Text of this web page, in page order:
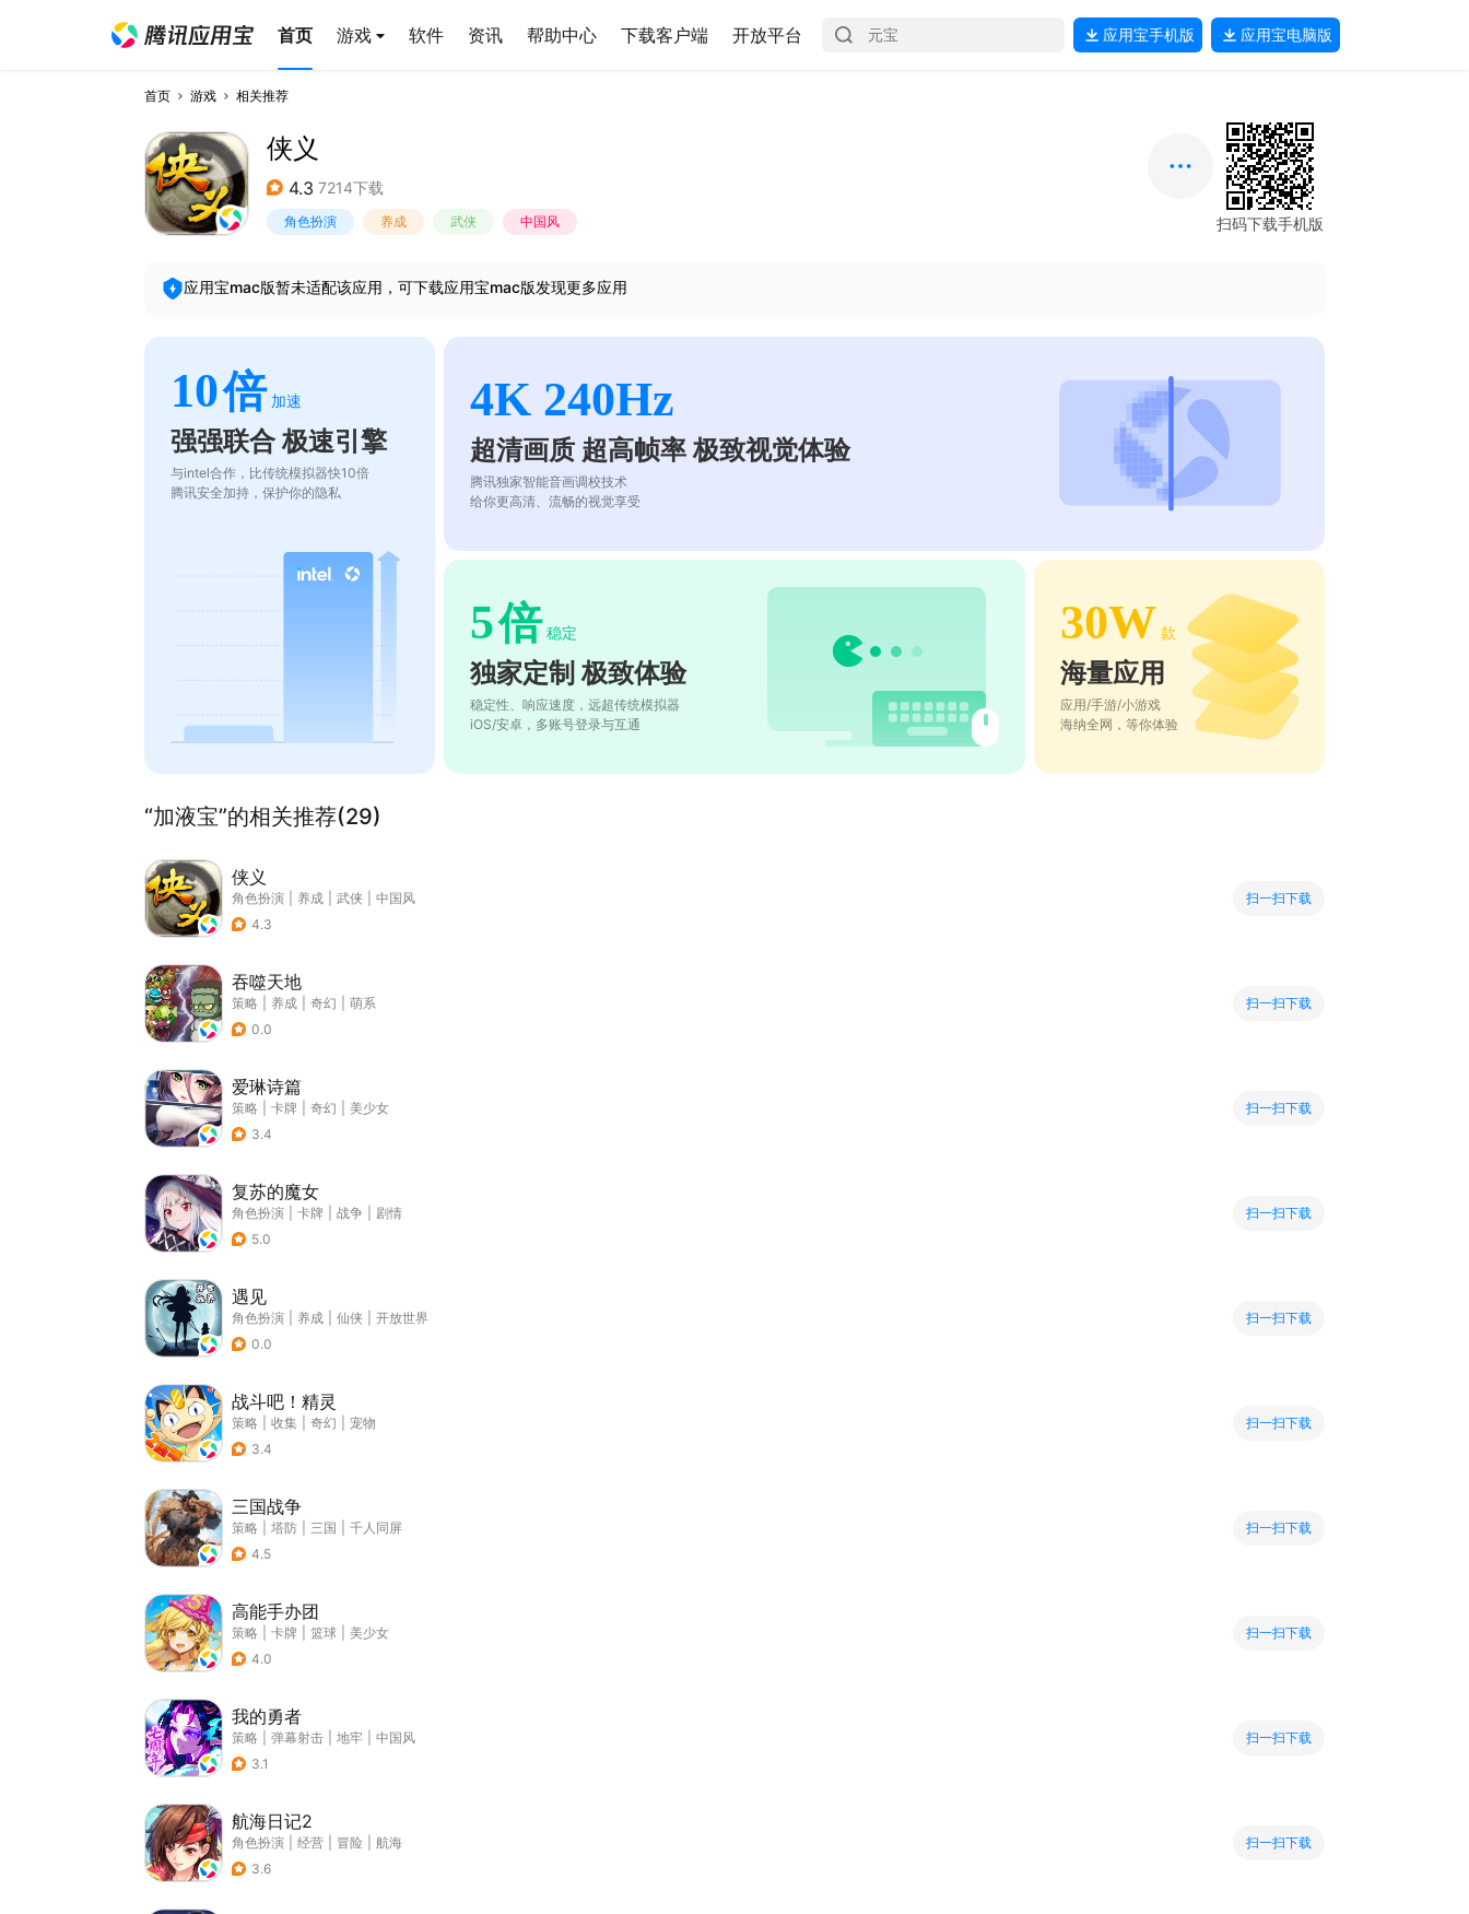
首页 游戏 软件 资讯 帮助中心 下载客户端 开放平台 应用宝手机版 应用宝电脑版
首页 游戏 相关推荐
侠义
4.3 7214下载
角色扮演 养成 武侠 中国风 扫码下载手机版
应用宝mac版暂未适配该应用，可下载应用宝mac版发现更多应用
10倍 加速
强强联合 极速引擎
与intel合作，比传统模拟器快10倍
腾讯安全加持，保护你的隐私
4K 240Hz
超清画质 超高帧率 极致视觉体验
腾讯独家智能音画调校技术
给你更高清、流畅的视觉享受
5倍 稳定
独家定制 极致体验
稳定性、响应速度，远超传统模拟器
iOS/安卓，多账号登录与互通
30W 款
海量应用
应用/手游/小游戏
海纳全网，等你体验
“加液宝”的相关推荐(29)
侠义
角色扮演 养成 武侠
中国风
4.3
扫一扫下载
吞噬天地
策略 养成 奇幻
萌系
0.0
扫一扫下载
爱琳诗篇
策略 卡牌 奇幻
美少女
3.4
扫一扫下载
复苏的魔女
角色扮演 卡牌 战争
剧情
5.0
扫一扫下载
遇见
角色扮演 养成 仙侠
开放世界
0.0
扫一扫下载
战斗吧！精灵
策略 收集 奇幻
宠物
3.4
扫一扫下载
三国战争
策略 塔防 三国
千人同屏
4.5
扫一扫下载
高能手办团
策略 卡牌 篮球
美少女
4.0
扫一扫下载
我的勇者
策略 弹幕射击 地牢
中国风
3.1
扫一扫下载
航海日记2
角色扮演 经营 冒险
航海
3.6
扫一扫下载